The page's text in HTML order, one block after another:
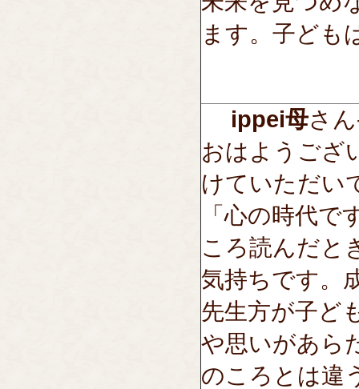
ます。子ども
ippei母さ
おはようござ
けていただい
「心の時代
ころ読んだと
気持ちです。
先生方が子ど
や思いがあら
のころとは違